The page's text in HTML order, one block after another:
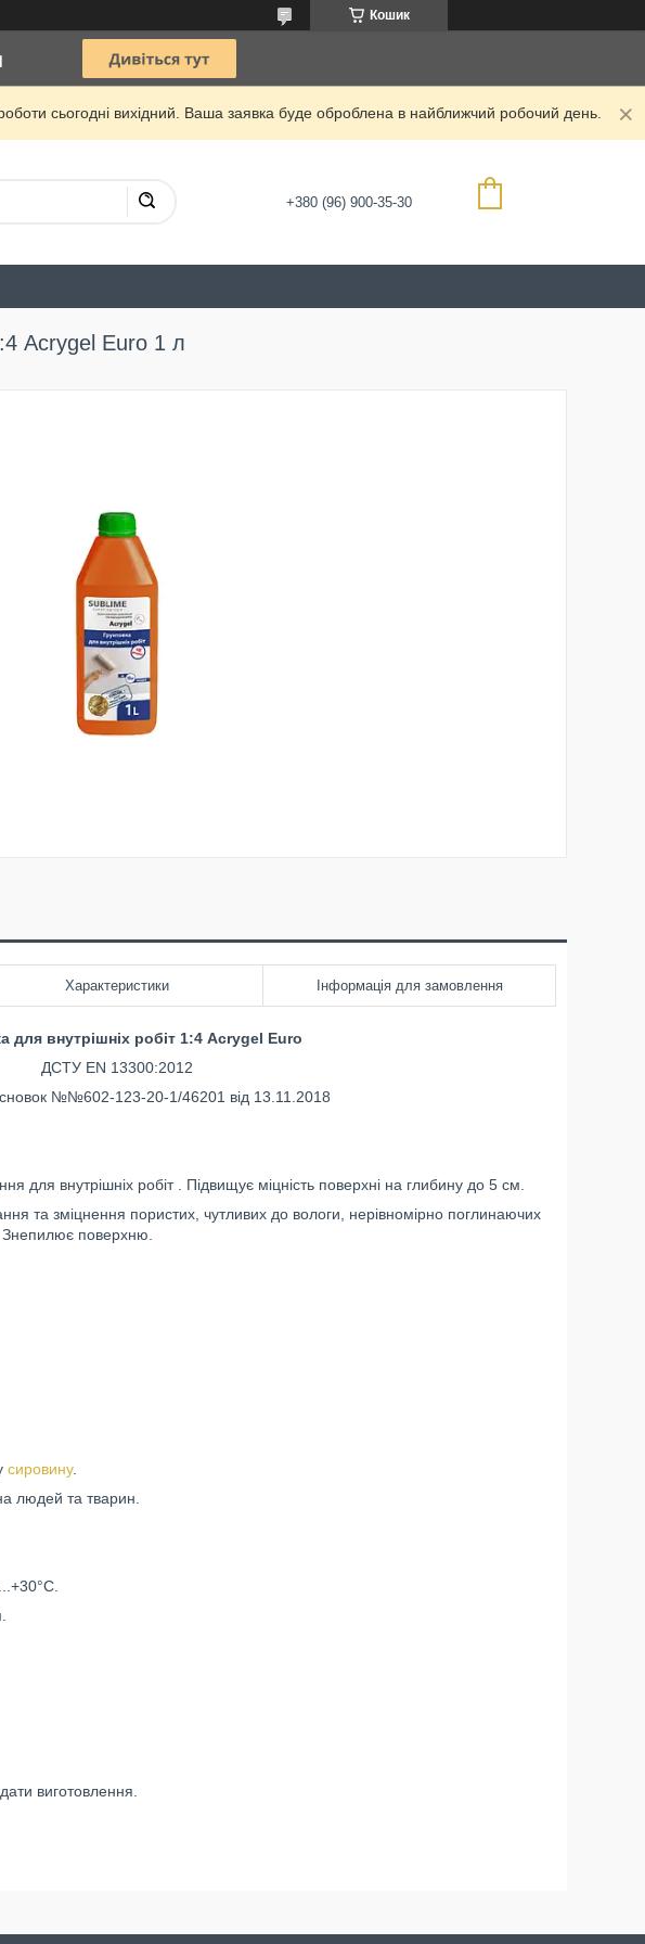
Кошик
сьогодні вихідний. Ваша заявка буде оброблена в найближчий робочий день.
+380 (96) 900-35-30
Acrygel Euro 1 л
Характеристики Інформація для замовлення
для внутрішніх робіт 1:4 Acrygel Euro
ДСТУ EN 13300:2012
№№602-123-20-1/46201 від 13.11.2018
для внутрішніх робіт . Підвищує міцність поверхні на глибину до 5 см.
та зміцнення пористих, чутливих до вологи, нерівномірно поглинаючих
поверхню.
сировину.
людей та тварин.
виготовлення.